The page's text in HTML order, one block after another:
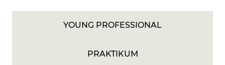
YOUNG PROFESSIONAL
PRAKTIKUM